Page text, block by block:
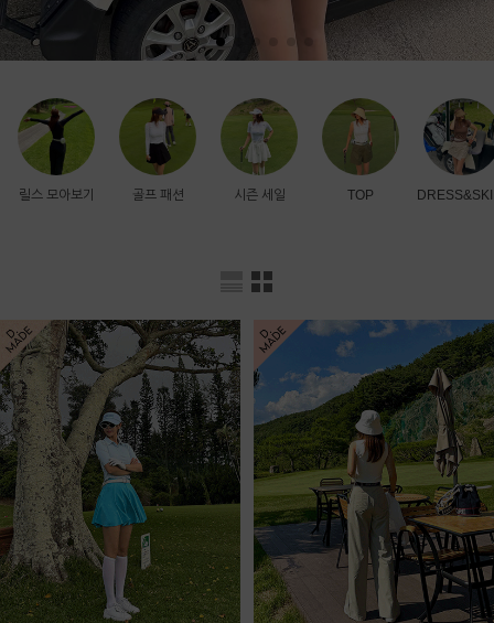
릴스 모아보기 골프 패션 시즌 세일 TOP